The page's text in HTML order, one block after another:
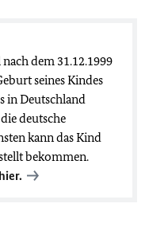
dem 31.12.1999
seines Kindes
in Deutschland
deutsche
kann das Kind
bekommen.
hier.